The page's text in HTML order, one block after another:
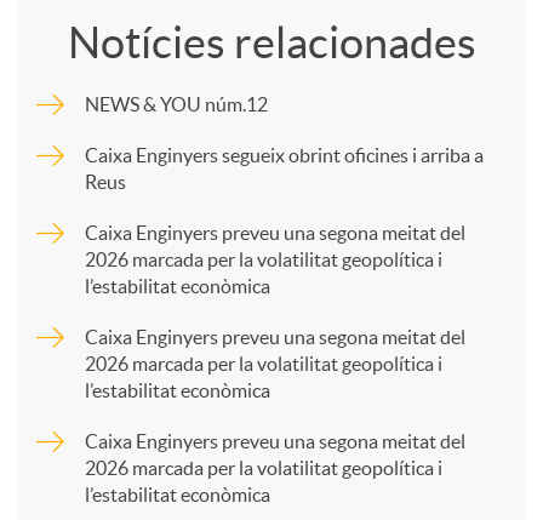
s
p
a
Notícies relacionades
NEWS & YOU núm.12
Caixa Enginyers segueix obrint oficines i arriba a
Reus
Caixa Enginyers preveu una segona meitat del
2026 marcada per la volatilitat geopolítica i
l’estabilitat econòmica
Caixa Enginyers preveu una segona meitat del
2026 marcada per la volatilitat geopolítica i
l’estabilitat econòmica
Caixa Enginyers preveu una segona meitat del
2026 marcada per la volatilitat geopolítica i
l’estabilitat econòmica